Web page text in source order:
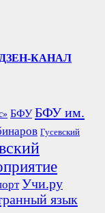
КАНАЛ
БФУ БФУ им.
Гусевский
Учи.ру
язык